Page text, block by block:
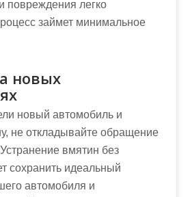
повреждения легко
займет минимальное
новых
новый автомобиль и
не откладывайте обращение
вмятин без
сохранить идеальный
автомобиля и